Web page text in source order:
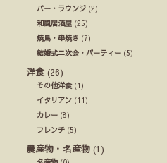
バー・ラウンジ (2)
和風居酒屋 (25)
焼鳥・串焼き (7)
結婚式ニ次会・パーティー (5)
洋食 (26)
その他洋食(1)
イタリアン (11)
カレー (8)
フレンチ (5)
農産物・名産物 (1)